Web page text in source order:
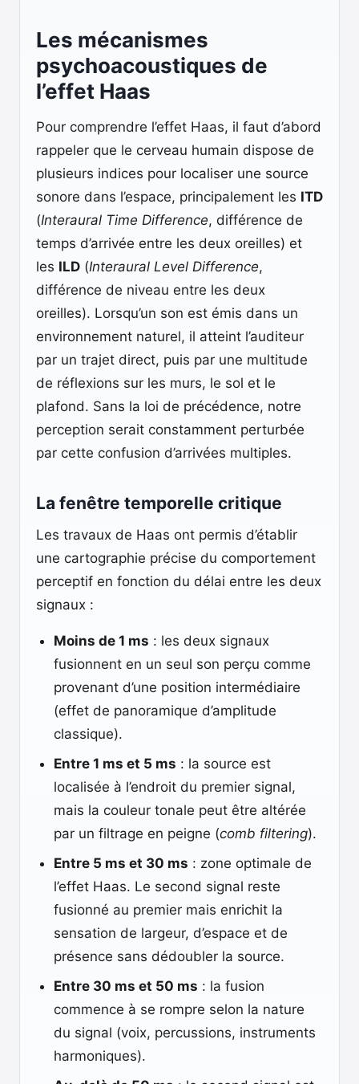
Les mécanismes
psychoacoustiques de
l’effet Haas
Pour comprendre l’effet Haas, il faut d’abord
rappeler que le cerveau humain dispose de
plusieurs indices pour localiser une source
sonore dans l’espace, principalement les ITD
(Interaural Time Difference, différence de
temps d’arrivée entre les deux oreilles) et
les ILD (Interaural Level Difference,
différence de niveau entre les deux
oreilles). Lorsqu’un son est émis dans un
environnement naturel, il atteint l’auditeur
par un trajet direct, puis par une multitude
de réflexions sur les murs, le sol et le
plafond. Sans la loi de précédence, notre
perception serait constamment perturbée
par cette confusion d’arrivées multiples.
La fenêtre temporelle critique
Les travaux de Haas ont permis d’établir
une cartographie précise du comportement
perceptif en fonction du délai entre les deux
signaux :
Moins de 1 ms : les deux signaux
fusionnent en un seul son perçu comme
provenant d’une position intermédiaire
(effet de panoramique d’amplitude
classique).
Entre 1 ms et 5 ms : la source est
localisée à l’endroit du premier signal,
mais la couleur tonale peut être altérée
par un filtrage en peigne (comb filtering).
Entre 5 ms et 30 ms : zone optimale de
l’effet Haas. Le second signal reste
fusionné au premier mais enrichit la
sensation de largeur, d’espace et de
présence sans dédoubler la source.
Entre 30 ms et 50 ms : la fusion
commence à se rompre selon la nature
du signal (voix, percussions, instruments
harmoniques).